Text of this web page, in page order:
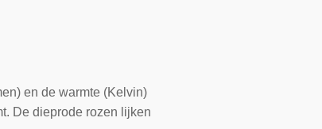
en de warmte (Kelvin)
De dieprode rozen lijken